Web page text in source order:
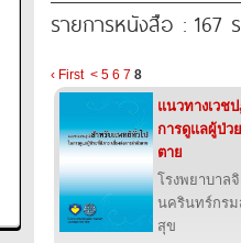
รายการหนังสือ : 167
‹ First < 5 6 7 8
แนวทางเวช
การดูแลผู้ป่ว
ตาย
โรงพยาบาล
นครินทร์กรม
สุข